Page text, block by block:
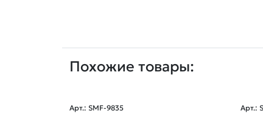
Похожие товары:
Арт.: SMF-9835 Арт.: